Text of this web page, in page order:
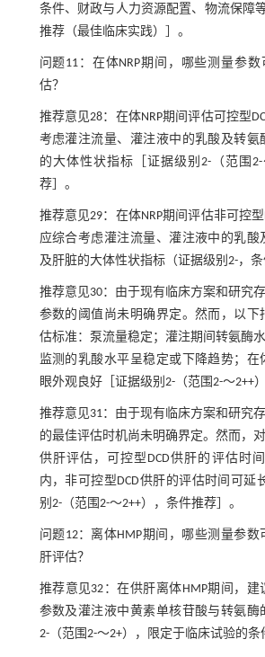
条件、财政与人力资源配置、物流保障
推荐（最佳临床实践）］。
问题11：在体NRP期间，哪些测量参数
估？
推荐意见28：在体NRP期间评估可控型
考虑灌注流量、灌注液中的乳酸及转氨
的大体性状指标［证据级别2-（范围2-
荐］。
推荐意见29：在体NRP期间评估非可控
应综合考虑灌注流量、灌注液中的乳酸
及肝脏的大体性状指标（证据级别2-，条
推荐意见30：由于现有临床方案和研究
参数的阈值尚未明确界定。然而，以下
估标准：泵流量稳定；灌注期间转氨酶
监测的乳酸水平呈稳定或下降趋势；在
眼外观良好［证据级别2-（范围2-～2++
推荐意见31：由于现有临床方案和研究
的最佳评估时机尚未明确界定。然而，
供肝评估，可控型DCD供肝的评估时
内，非可控型DCD供肝的评估时间可延
别2-（范围2-～2++），条件推荐］。
问题12：离体HMP期间，哪些测量参
肝评估？
推荐意见32：在供肝离体HMP期间，
参数及灌注液中黄素单核苷酸与转氨酶
2-（范围2-～2+），限定于临床试验的条